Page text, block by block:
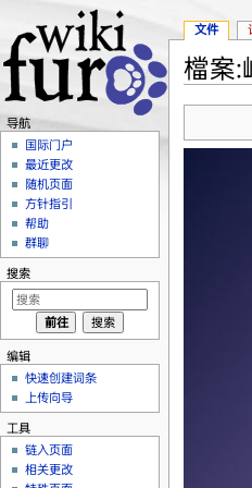
檔案:
文件
导航
国际门户
最近更改
随机页面
方针指引
帮助
群聊
搜索
编辑
快速创建词条
上传向导
工具
链入页面
相关更改